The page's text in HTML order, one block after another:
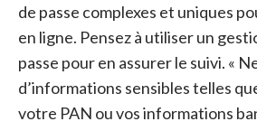
de passe complexes et uniques
en ligne. Pensez à utiliser un
passe pour en assurer le suivi. «
d’informations sensibles telles
votre PAN ou vos informations